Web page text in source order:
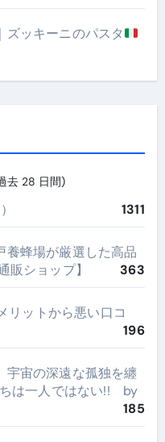
ズッキーニのパスタ
去 28 日間)
1311
養蜂場が厳選した高品
販ショップ】
363
リットから悪い口コ
196
宇宙の深遠な孤独を纏
は一人ではない!! by
185